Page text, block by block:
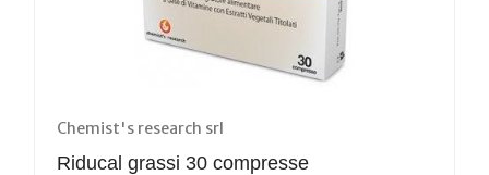
Chemist's research srl
Riducal grassi 30 compresse